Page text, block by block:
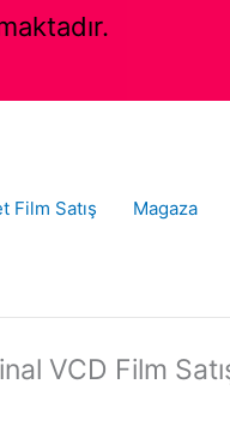
Film Satış Magaza
VCD Film